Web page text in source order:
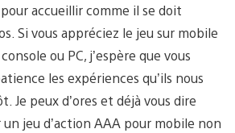
accueillir comme il se doit
Si vous appréciez le jeu sur mobile
ou PC, j’espère que vous
les expériences qu’ils nous
Je peux d’ores et déjà vous dire
jeu d’action AAA pour mobile non